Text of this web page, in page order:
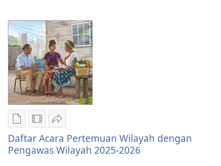
Wilayah
dengan
Wakil
Cabang
2025-
2026
Wilayah
dengan
Wakil
Cabang
2025-
2026
Wakil
Cabang
2025-
2026
Pilihan
download
publikasi
Daftar
Pilihan
download
video
Bagikan
Daftar
Acara
Pertemuan
Daftar Acara Pertemuan Wilayah dengan
Pengawas Wilayah 2025-2026